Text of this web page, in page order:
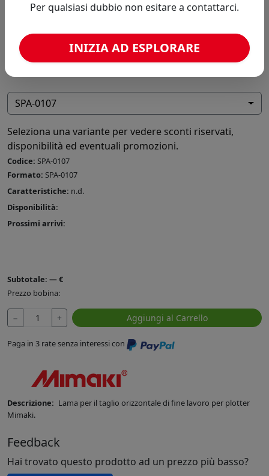
SPA-0107
Seleziona una variante per vedere sconti riservati,
disponibilità ed eventuali promozioni.
Codice: SPA-0107
Formato: SPA-0107
Caratteristiche: n.d.
Disponibilità:
Prossimi arrivi:
Subtotale: —€
Prezzo bobina:
− + Aggiungi al Carrello
Paga in 3 rate senza interessi con
Descrizione: Lama per il taglio orizzontale di fine lavoro per plotter
Mimaki.
Feedback
Hai trovato questo prodotto ad un prezzo più basso?
Per qualsiasi dubbio non esitare a contattarci.
INIZIA AD ESPLORARE